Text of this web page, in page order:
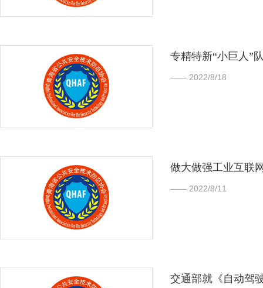
专精特新“小巨人”
—— 2022/8/18
做大做强工业互联
—— 2022/8/11
交通部就《自动驾